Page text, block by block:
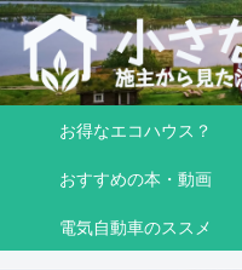
お得なエコハウス？
おすすめの本・動画
電気自動車のススメ